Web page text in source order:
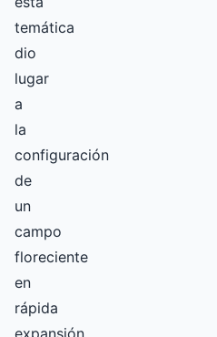
temática
dio
lugar
a
la
configuración
de
un
campo
floreciente
en
rápida
expansión.